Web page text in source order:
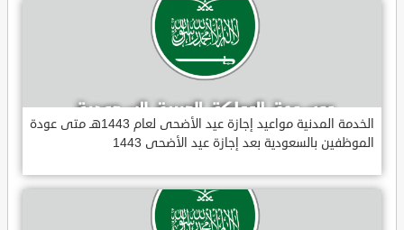
الخدمة المدنية مواعيد إجازة عيد الأضحى لعام 1443هـ متى عودة
الموظفين بالسعودية بعد إجازة عيد الأضحى 1443